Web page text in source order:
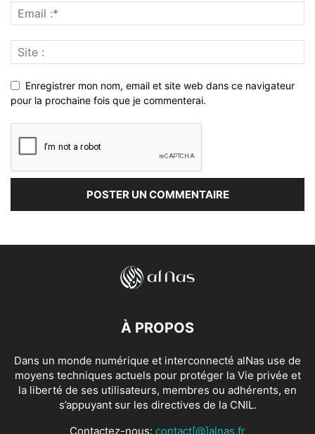
Enregistrer mon nom, email et site web dans ce navigateur
pour la prochaine fois que je commenterai.
À PROPOS
Dans un monde numérique et interconnecté alNas use de
moyens techniques actuels pour protéger la Vie privée et
la liberté de ses utilisateurs, membres ou adhérents, en
s’appuyant sur les directives de la CNIL.
Contactez-nous: contact[@]alnas.fr